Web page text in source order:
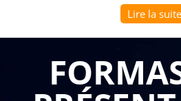
Si vous êtes un chef
responsable de la gestion
assumer cette responsabilité.
gestion financière devient essentielle.
Lire la suite